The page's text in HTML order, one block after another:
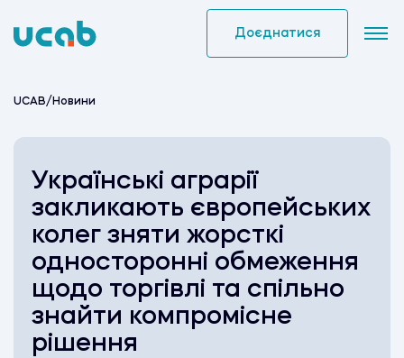
to
Доєднатися
UCAB/ Новини
Українські аграрії
закликають європейських
колег зняти жорсткі
односторонні обмеження
щодо торгівлі та спільно
знайти компромісне
рішення